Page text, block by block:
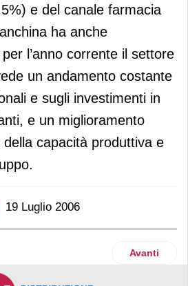
e del canale farmacia
ha anche
l’anno corrente il settore
un andamento costante
e sugli investimenti in
e un miglioramento
della capacità produttiva e
19 Luglio 2006
La distribuzione moderna “regina”
Articolo
Avanti